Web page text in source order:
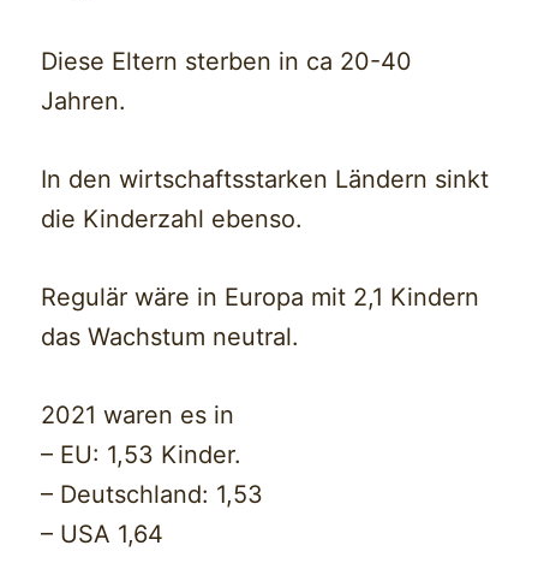
Diese Eltern sterben in ca 20-40
Jahren.
In den wirtschaftsstarken Ländern sinkt
die Kinderzahl ebenso.
Regulär wäre in Europa mit 2,1 Kindern
das Wachstum neutral.
2021 waren es in
– EU: 1,53 Kinder.
– Deutschland: 1,53
– USA 1,64